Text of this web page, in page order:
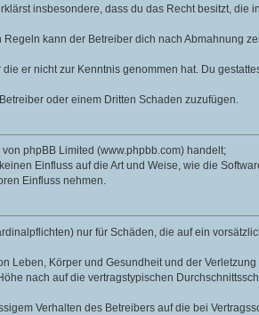
insbesondere, dass du das Recht besitzt, die
kann der Betreiber dich nach Abmahnung
er nicht zur Kenntnis genommen hat. Du
oder einem Dritten Schaden zuzufügen.
phpBB Limited (www.phpbb.com) handelt;
Einfluss auf die Art und Weise, wie die
Einfluss nehmen.
nur für Schäden, die auf ein
Leben, Körper und Gesundheit und der Verletzung
nach auf die vertragstypischen
Verhalten des Betreibers auf die bei